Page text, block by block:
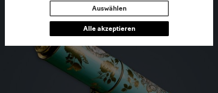
Auswählen
Alle akzeptieren